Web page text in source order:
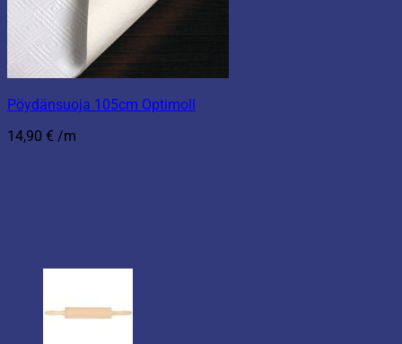
Pöydänsuoja 105cm Optimoll
14,90 € /m